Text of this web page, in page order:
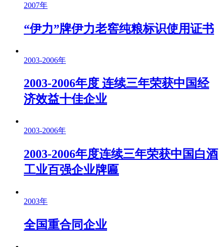
2007年
“伊力”牌伊力老窖纯粮标识使用证书
2003-2006年
2003-2006年度 连续三年荣获中国经
济效益十佳企业
2003-2006年
2003-2006年度连续三年荣获中国白酒
工业百强企业牌匾
2003年
全国重合同企业